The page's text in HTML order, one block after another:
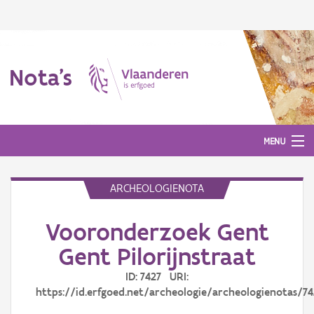
Nota's
MENU
Aanmelden
ARCHEOLOGIENOTA
Vooronderzoek Gent
Gent Pilorijnstraat
ID: 7427 URI:
https://id.erfgoed.net/archeologie/archeologienotas/